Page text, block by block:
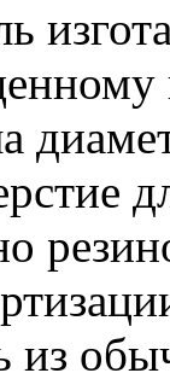
из